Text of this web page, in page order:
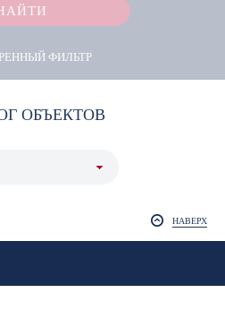
ФИЛЬТР
ОБЪЕКТОВ
НАВЕРХ